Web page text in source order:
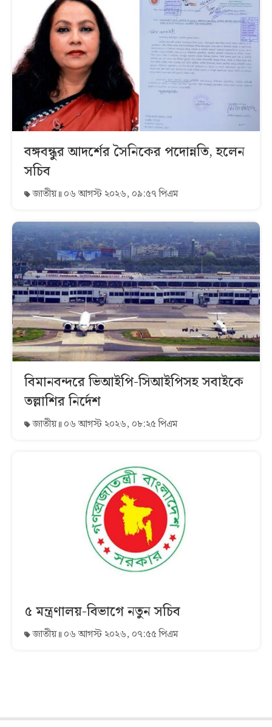
বঙ্গবন্ধুর আদর্শের সৈনিকের পদোন্নতি, হলেন
সচিব
জাতীয় ০৬ আগস্ট ২০২৬, ০৯:৫৭ পিএম
বিমানবন্দরে ভিআইপি-সিআইপিসহ সবাইকে
তল্লাশির নির্দেশ
জাতীয় ০৬ আগস্ট ২০২৬, ০৮:২৫ পিএম
৫ মন্ত্রণালয়-বিভাগে নতুন সচিব
জাতীয় ০৬ আগস্ট ২০২৬, ০৭:৫৫ পিএম